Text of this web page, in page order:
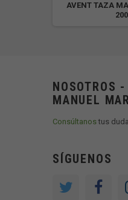
AVENT TAZA
NOSOTROS
MANUEL
Consúltanostus
SÍGUENOS